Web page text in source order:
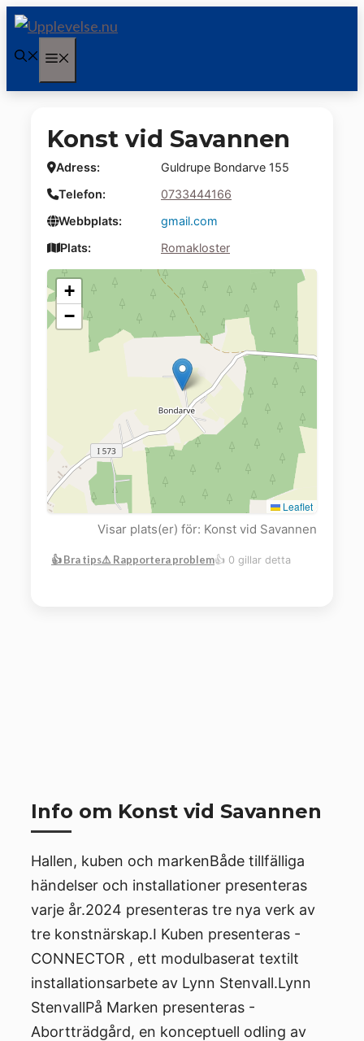
Hoppa
innehåll
Konst vid Savannen
Adress:
Guldrupe Bondarve 155
Telefon:
0733444166
Webbplats:
gmail.com
Plats:
Romakloster
+
−
Leaflet
Visar plats(er) för: Konst vid Savannen
👍 Bra tips⚠️ Rapportera problem👍 0 gillar detta
Info om Konst vid Savannen
Hallen, kuben och markenBåde tillfälliga
händelser och installationer presenteras
varje år.​2024 presenteras tre nya verk av
tre konstnärskap.​​I Kuben presenteras -
CONNECTOR , ett modulbaserat textilt
installationsarbete av Lynn Stenvall.​Lynn
Stenvall​​På Marken presenteras -
Abortträdgård, en konceptuell odling av